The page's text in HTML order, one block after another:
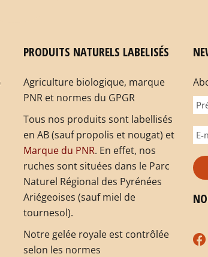
PRODUITS NATURELS LABELISÉS
Agriculture biologique, marque
PNR et normes du GPGR
Tous nos produits sont labellisés
en AB (sauf propolis et nougat) et
Marque du PNR. En effet, nos
ruches sont situées dans le Parc
Naturel Régional des Pyrénées
Ariégeoises (sauf miel de
tournesol).
Notre gelée royale est contrôlée
selon les normes